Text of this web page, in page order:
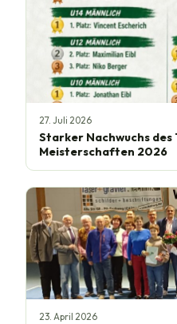
27. Juli 2026
Starker Nachwuchs des
Meisterschaften 2026
23. April 2026